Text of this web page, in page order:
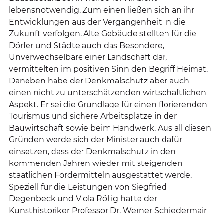
lebensnotwendig. Zum einen ließen sich an ihr
Entwicklungen aus der Vergangenheit in die
Zukunft verfolgen. Alte Gebäude stellten für die
Dörfer und Städte auch das Besondere,
Unverwechselbare einer Landschaft dar,
vermittelten im positiven Sinn den Begriff Heimat.
Daneben habe der Denkmalschutz aber auch
einen nicht zu unterschätzenden wirtschaftlichen
Aspekt. Er sei die Grundlage für einen florierenden
Tourismus und sichere Arbeitsplätze in der
Bauwirtschaft sowie beim Handwerk. Aus all diesen
Gründen werde sich der Minister auch dafür
einsetzen, dass der Denkmalschutz in den
kommenden Jahren wieder mit steigenden
staatlichen Fördermitteln ausgestattet werde.
Speziell für die Leistungen von Siegfried
Degenbeck und Viola Röllig hatte der
Kunsthistoriker Professor Dr. Werner Schiedermair